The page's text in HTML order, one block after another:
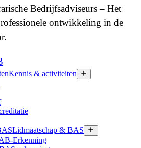
Bedrijfsadviseurs – Het
ontwikkeling in de
Kennis & activiteiten
Lidmaatschap & BAS
Erkenning